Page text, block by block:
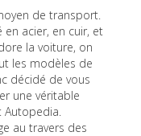
de transport.
en acier, en cuir, et
la voiture, on
les modèles de
décidé de vous
une véritable
Autopedia.
au travers des